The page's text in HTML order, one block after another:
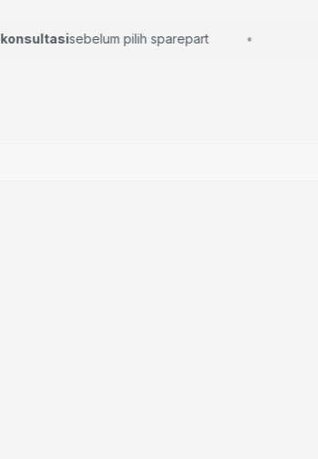
sebelum pilih sparepart